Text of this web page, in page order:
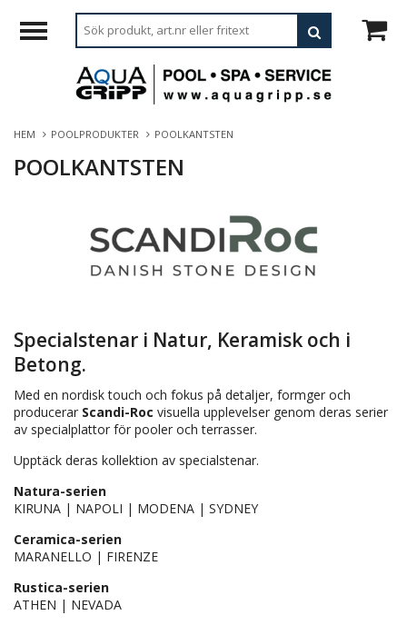
HEM POOLPRODUKTER POOLKANTSTEN
POOLKANTSTEN
Specialstenar i Natur, Keramisk och i
Betong.
Med en nordisk touch och fokus på detaljer, formger och
producerar Scandi-Roc visuella upplevelser genom deras serier
av specialplattor för pooler och terrasser.
Upptäck deras kollektion av specialstenar.
Natura-serien
KIRUNA | NAPOLI | MODENA | SYDNEY
Ceramica-serien
MARANELLO | FIRENZE
Rustica-serien
ATHEN | NEVADA